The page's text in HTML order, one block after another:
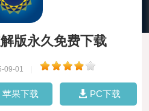
版永久免费下载
09-01
苹果下载 PC下载